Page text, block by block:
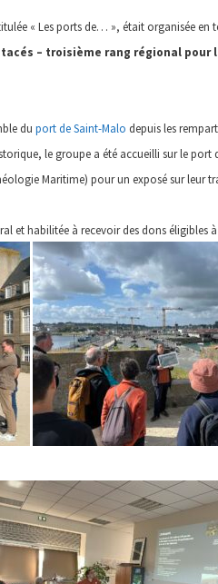
« Les ports de… », était organisée
– troisième rang régional pour
du port de Saint-Malo depuis les
le groupe a été accueilli sur le port
Maritime) pour un exposé sur leur
et habilitée à recevoir des dons éligibles